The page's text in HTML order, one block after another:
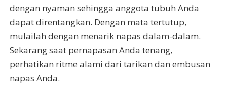
dengan nyaman sehingga anggota tubuh Anda
dapat direntangkan. Dengan mata tertutup,
mulailah dengan menarik napas dalam-dalam.
Sekarang saat pernapasan Anda tenang,
perhatikan ritme alami dari tarikan dan embusan
napas Anda.